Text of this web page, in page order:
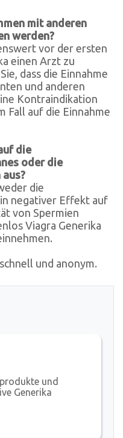
mit anderen
werden?
vor der ersten
einen Arzt zu
dass die Einnahme
und anderen
Kontraindikation
Fall auf die Einnahme
die
oder die
die
negativer Effekt auf
von Spermien
Viagra Generika
und anonym.
und
Generika